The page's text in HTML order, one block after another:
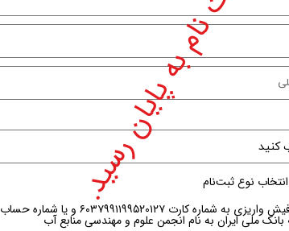
نوع ثبت‌نام
بارگذاری تصویر فیش واریزی به شماره کارت ۶۰۳۷۹۹۱۱۹۹۵۲۰۱۲۷ و یا شماره حساب